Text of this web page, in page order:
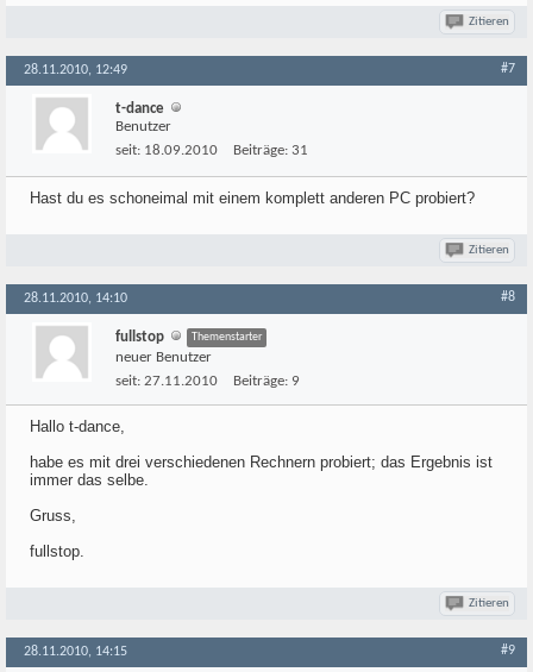
Zitieren
28.11.2010, 12:49 #7
t-dance
Benutzer
seit: 18.09.2010 Beiträge: 31
Hast du es schoneimal mit einem komplett anderen PC probiert?
Zitieren
28.11.2010, 14:10 #8
fullstop Themenstarter
neuer Benutzer
seit: 27.11.2010 Beiträge: 9
Hallo t-dance,
habe es mit drei verschiedenen Rechnern probiert; das Ergebnis ist
immer das selbe.
Gruss,
fullstop.
Zitieren
28.11.2010, 14:15 #9